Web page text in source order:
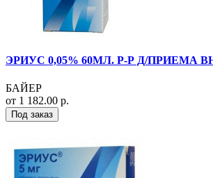
ЭРИУС 0,05% 60МЛ. Р-Р Д/ПРИЕМА
БАЙЕР
от 1 182.00 р.
Под заказ